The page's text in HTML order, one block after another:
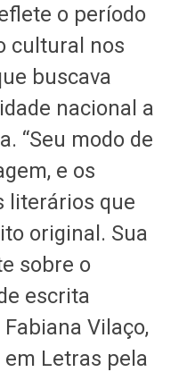
o período
cultural nos
buscava
nacional a
“Seu modo de
e os
literários que
original. Sua
sobre o
escrita
Vilaço,
Letras pela